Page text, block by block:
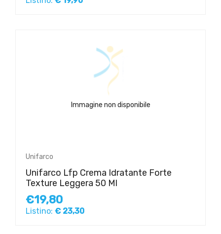
Immagine non disponibile
Unifarco
Unifarco Lfp Crema Idratante Forte
Texture Leggera 50 Ml
€19,80
Listino: € 23,30